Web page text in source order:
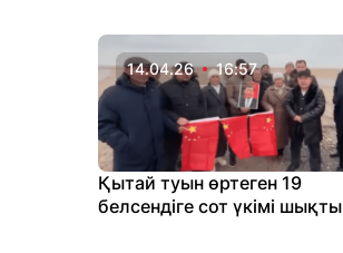
14.04.26 16:57
Қытай туын өртеген 19
белсендіге сот үкімі шықты